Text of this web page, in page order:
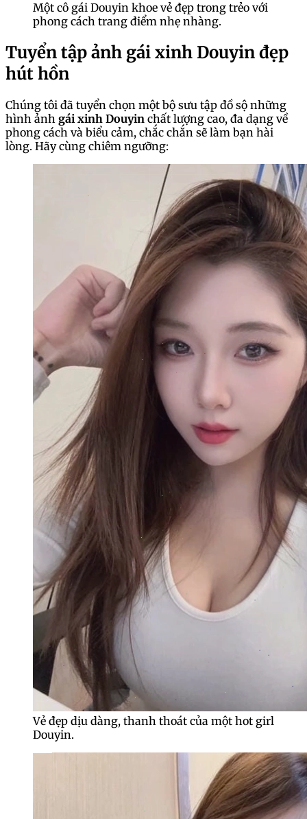
Một cô gái Douyin khoe vẻ đẹp trong trẻo với
phong cách trang điểm nhẹ nhàng.
Tuyển tập ảnh gái xinh Douyin đẹp
hút hồn
Chúng tôi đã tuyển chọn một bộ sưu tập đồ sộ những
hình ảnh gái xinh Douyin chất lượng cao, đa dạng về
phong cách và biểu cảm, chắc chắn sẽ làm bạn hài
lòng. Hãy cùng chiêm ngưỡng:
Vẻ đẹp dịu dàng, thanh thoát của một hot girl
Douyin.